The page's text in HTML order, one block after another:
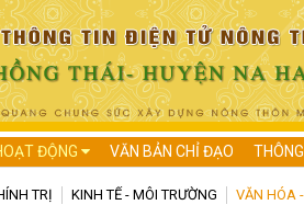
ĐỘNG VĂN BẢN CHỈ ĐẠO
TRỊ KINH TẾ - MÔI TRƯỜNG VĂN HÓA